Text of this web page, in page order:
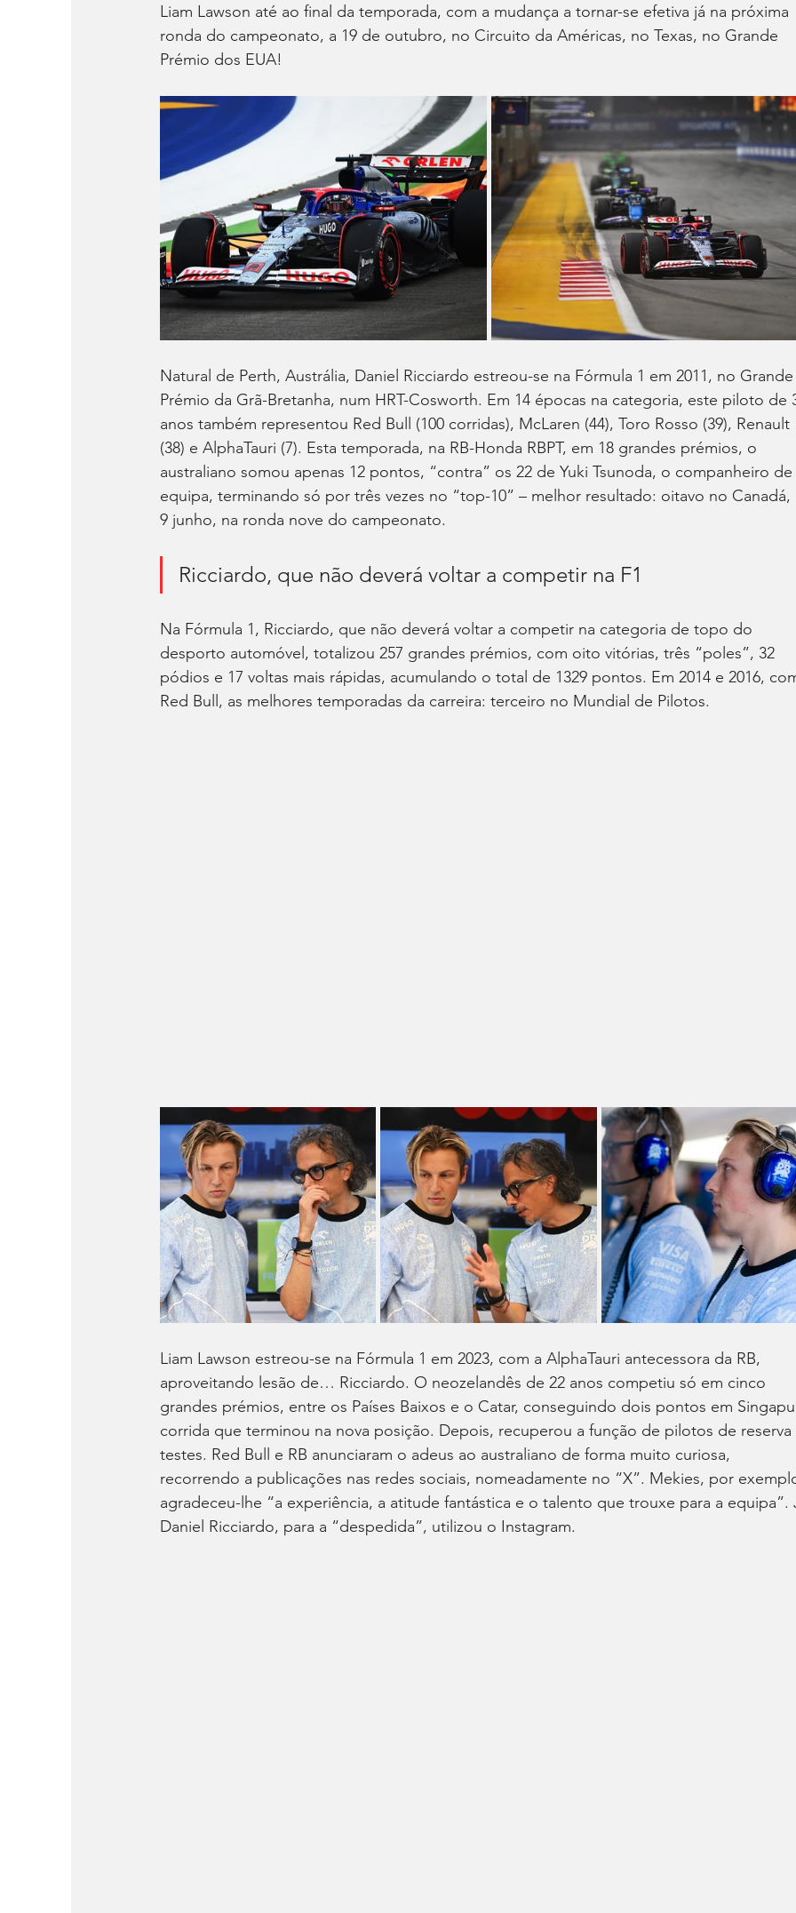
Liam Lawson até ao final da temporada, com a mudança a tornar-se efetiva já na próxima
ronda do campeonato, a 19 de outubro, no Circuito da Américas, no Texas, no Grande
Prémio dos EUA!
Natural de Perth, Austrália, Daniel Ricciardo estreou-se na Fórmula 1 em 2011, no
Prémio da Grã-Bretanha, num HRT-Cosworth. Em 14 épocas na categoria, este piloto de
anos também representou Red Bull (100 corridas), McLaren (44), Toro Rosso (39), Renault
(38) e AlphaTauri (7). Esta temporada, na RB-Honda RBPT, em 18 grandes prémios, o
australiano somou apenas 12 pontos, “contra” os 22 de Yuki Tsunoda, o companheiro de
equipa, terminando só por três vezes no “top-10” – melhor resultado: oitavo no
9 junho, na ronda nove do campeonato.
Ricciardo, que não deverá voltar a competir na F1
Na Fórmula 1, Ricciardo, que não deverá voltar a competir na categoria de topo do
desporto automóvel, totalizou 257 grandes prémios, com oito vitórias, três “poles”, 32
pódios e 17 voltas mais rápidas, acumulando o total de 1329 pontos. Em 2014 e 2016,
Red Bull, as melhores temporadas da carreira: terceiro no Mundial de Pilotos.
Liam Lawson estreou-se na Fórmula 1 em 2023, com a AlphaTauri antecessora da RB,
aproveitando lesão de… Ricciardo. O neozelandês de 22 anos competiu só em cinco
grandes prémios, entre os Países Baixos e o Catar, conseguindo dois pontos em
corrida que terminou na nova posição. Depois, recuperou a função de pilotos de
testes. Red Bull e RB anunciaram o adeus ao australiano de forma muito curiosa,
recorrendo a publicações nas redes sociais, nomeadamente no “X”. Mekies, por
agradeceu-lhe “a experiência, a atitude fantástica e o talento que trouxe para a equipa”.
Daniel Ricciardo, para a “despedida”, utilizou o Instagram.